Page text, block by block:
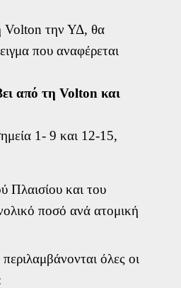
Volton την ΥΔ, θα
που αναφέρεται
από τη Volton και
1- 9 και 12-15,
Πλαισίου και του
ποσό ανά ατομική
όλες οι